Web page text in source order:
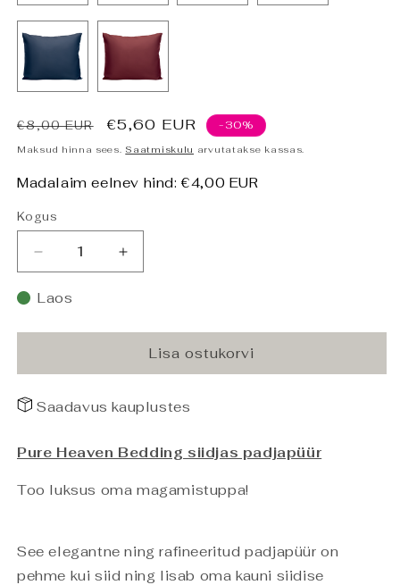
Tavahind
€8,00 EUR
Allahindluse
hind
€5,60 EUR -30%
Maksud hinna sees. Saatmiskulu arvutatakse kassas.
Madalaim eelnev hind: €4,00 EUR
Kogus
Vähenda
PHB
Silky
Padjapüür
Grey
kogust
Suurenda
PHB
Padjapüür
Light
Grey
kogust
Laos
Lisa ostukorvi
Saadavus kauplustes
Pure Heaven Bedding siidjas padjapüür
Too luksus oma magamistuppa!
See elegantne ning rafineeritud padjapüür on
pehme kui siid ning lisab oma kauni siidise